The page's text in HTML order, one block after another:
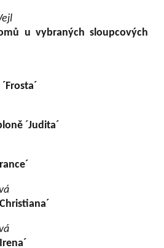
u vybraných sloupcových
´Judita´